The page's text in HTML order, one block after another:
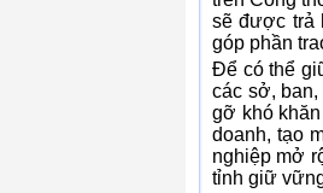
sẽ được trả
góp phần
Để có thể
các sở,
gỡ khó
doanh, tạo
nghiệp mở
tỉnh giữ